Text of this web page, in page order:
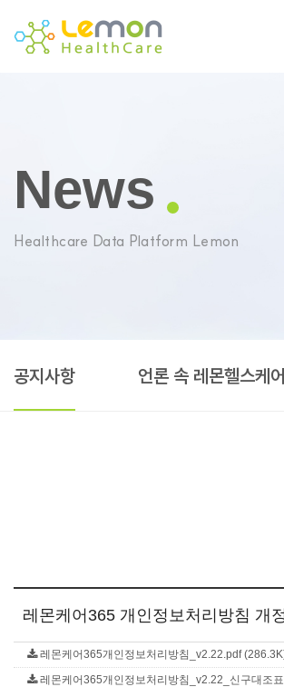
News
Healthcare Data Platform Lemon
공지사항 언론 속 레몬헬스케어
레몬케어365 개인정보처리방침 개
레몬케어365개인정보처리방침_v2.22.pdf
레몬케어365개인정보처리방침_v2.22_신구대조